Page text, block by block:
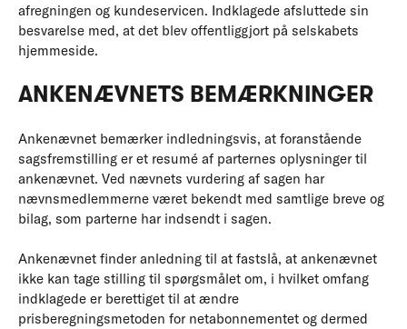
afregningen og kundeservicen. Indklagede afsluttede sin
besvarelse med, at det blev offentliggjort på selskabets
hjemmeside.
ANKENÆVNETS BEMÆRKNINGER
Ankenævnet bemærker indledningsvis, at foranstående
sagsfremstilling er et resumé af parternes oplysninger til
ankenævnet. Ved nævnets vurdering af sagen har
nævnsmedlemmerne været bekendt med samtlige breve og
bilag, som parterne har indsendt i sagen.
Ankenævnet finder anledning til at fastslå, at ankenævnet
ikke kan tage stilling til spørgsmålet om, i hvilket omfang
indklagede er berettiget til at ændre
prisberegningsmetoden for netabonnementet og dermed